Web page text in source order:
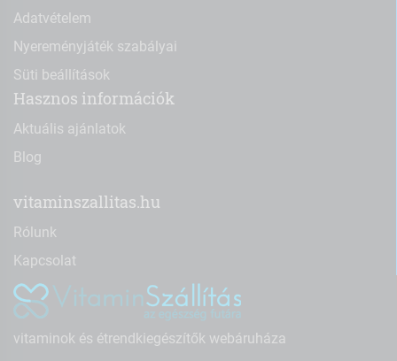
Adatvételem
Nyereményjáték szabályai
Süti beállítások
Hasznos információk
Aktuális ajánlatok
Blog
vitaminszallitas.hu
Rólunk
Kapcsolat
vitaminok és étrendkiegészítők webáruháza